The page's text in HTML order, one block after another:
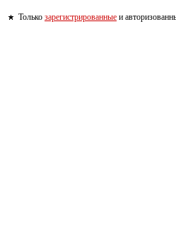
Только зарегистрированные и